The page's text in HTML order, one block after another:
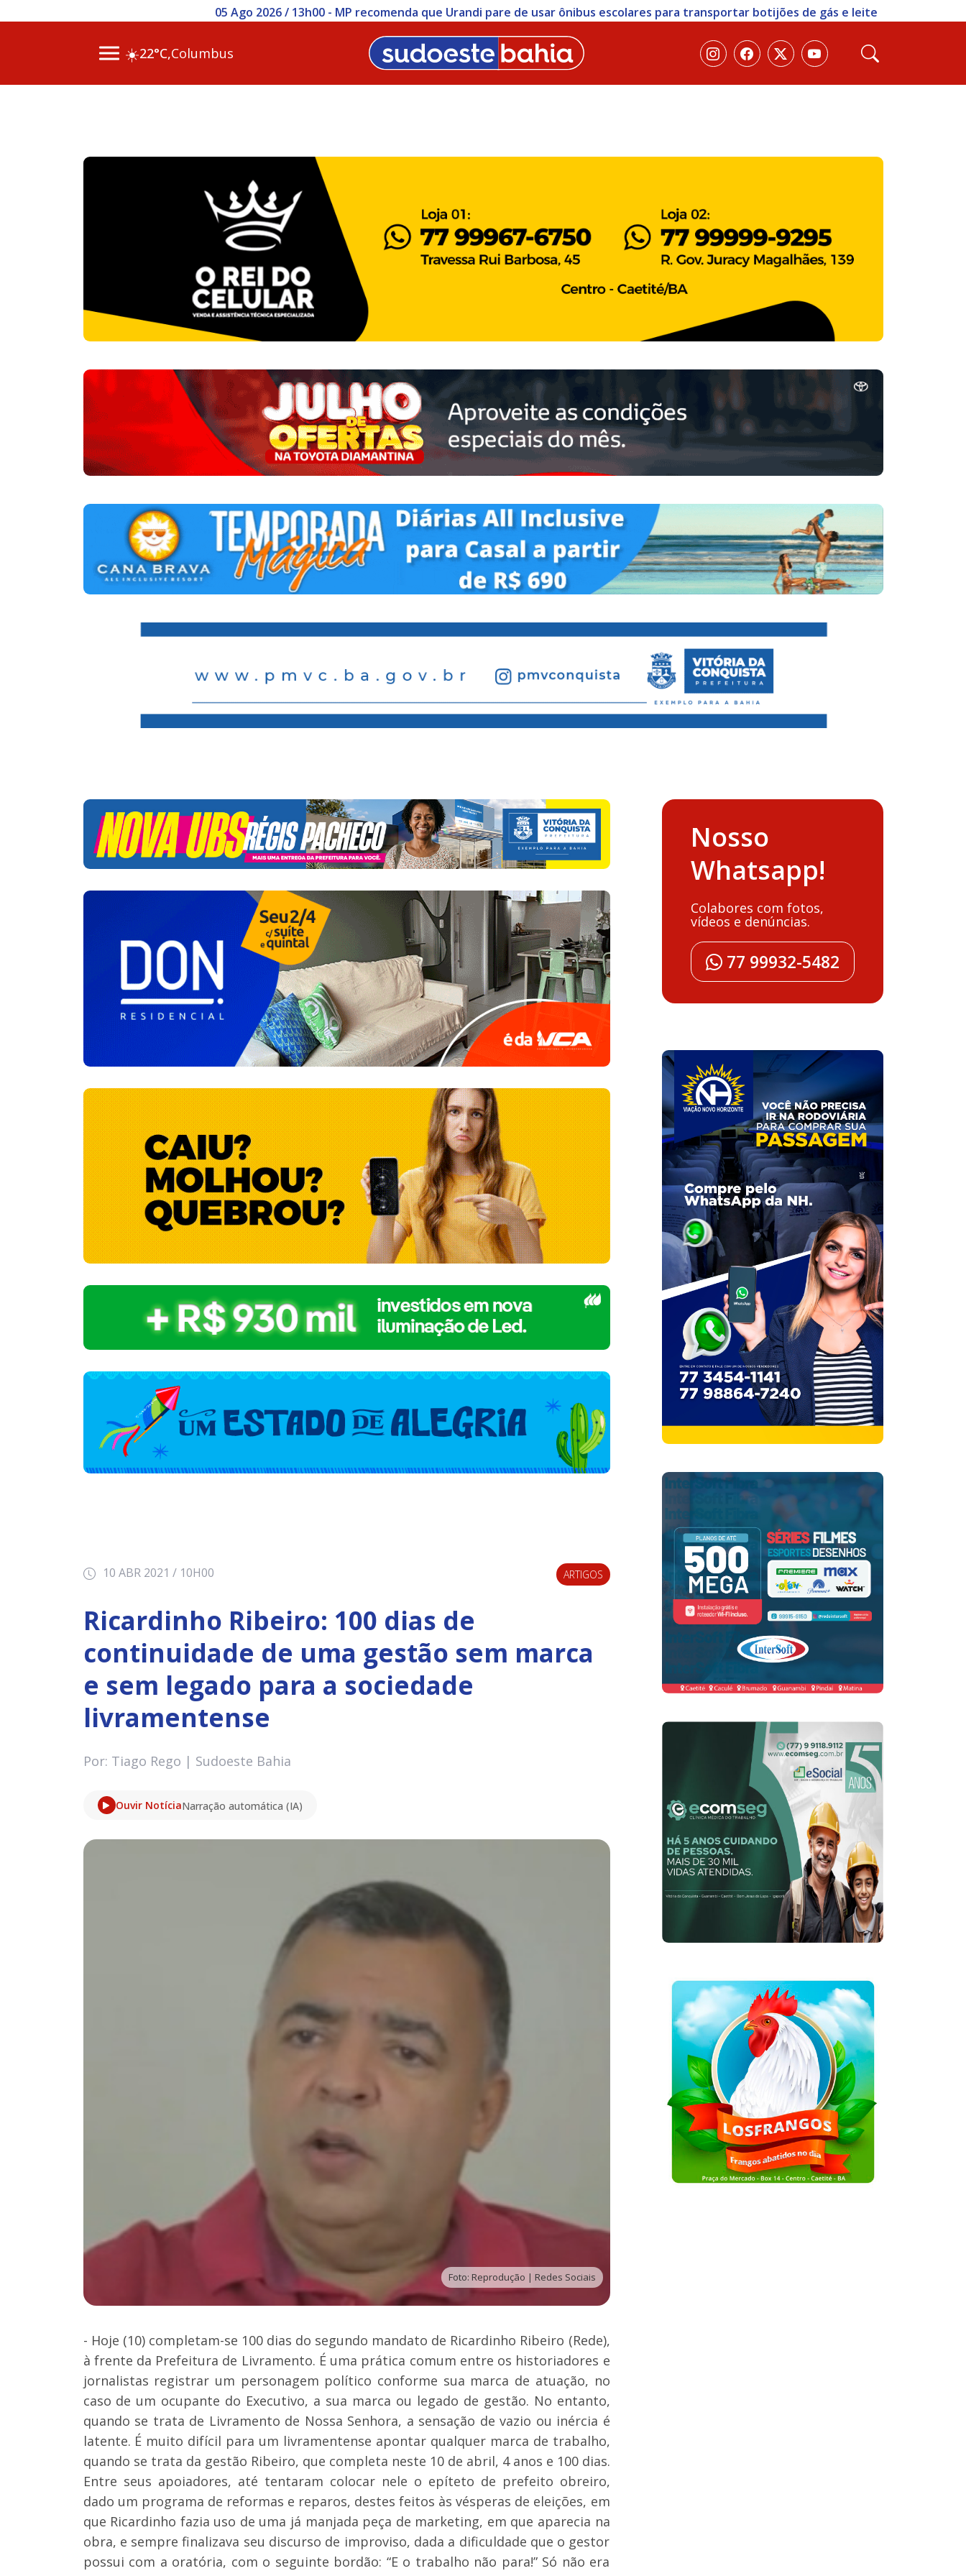
05 Ago 2026 / 13h00 - MP recomenda que Urandi pare de usar ônibus escolares para transportar botijões de gás e leite
☀️22°C,Columbus
10 ABR 2021 / 10H00 ARTIGOS
Ricardinho Ribeiro: 100 dias de
continuidade de uma gestão sem marca
e sem legado para a sociedade
livramentense
Por: Tiago Rego | Sudoeste Bahia
Ouvir NotíciaNarração automática (IA)
Foto: Reprodução | Redes Sociais
- Hoje (10) completam-se 100 dias do segundo mandato de Ricardinho Ribeiro (Rede),
à frente da Prefeitura de Livramento. É uma prática comum entre os historiadores e
jornalistas registrar um personagem político conforme sua marca de atuação, no
caso de um ocupante do Executivo, a sua marca ou legado de gestão. No entanto,
quando se trata de Livramento de Nossa Senhora, a sensação de vazio ou inércia é
latente. É muito difícil para um livramentense apontar qualquer marca de trabalho,
quando se trata da gestão Ribeiro, que completa neste 10 de abril, 4 anos e 100 dias.
Entre seus apoiadores, até tentaram colocar nele o epíteto de prefeito obreiro,
dado um programa de reformas e reparos, destes feitos às vésperas de eleições, em
que Ricardinho fazia uso de uma já manjada peça de marketing, em que aparecia na
obra, e sempre finalizava seu discurso de improviso, dada a dificuldade que o gestor
possui com a oratória, com o seguinte bordão: “E o trabalho não para!” Só não era
Nosso
Whatsapp!
Colabores com fotos,
vídeos e denúncias.
77 99932-5482